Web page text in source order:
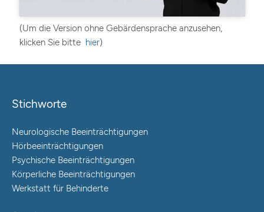
(Um die Version ohne Gebärdensprache anzusehen,
klicken Sie bitte hier)
Stichworte
Neurologische Beeinträchtigungen
Hörbeeinträchtigungen
Psychische Beeinträchtigungen
Körperliche Beeinträchtigungen
Werkstatt für Behinderte